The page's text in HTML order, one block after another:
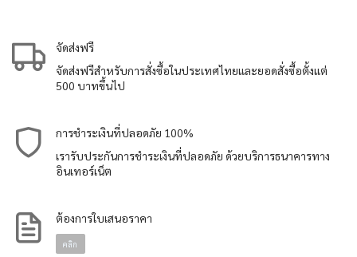
จัดส่งฟรี
จัดส่งฟรีสำหรับการสั่งซื้อในประเทศไทยและยอดสั่งซื้อตั้งแต่
500 บาทขึ้นไป
การชำระเงินที่ปลอดภัย 100%
เรารับประกันการชำระเงินที่ปลอดภัย ด้วยบริการธนาคารทาง
อินเทอร์เน็ต
ต้องการใบเสนอราคา
คลิก